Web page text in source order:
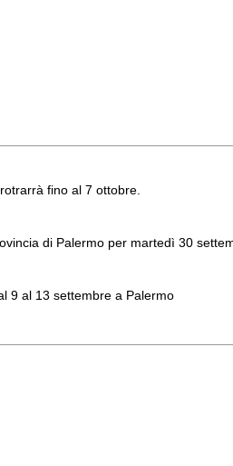
fino al 7 ottobre.
di Palermo per martedì 30
9 al 13 settembre a Palermo